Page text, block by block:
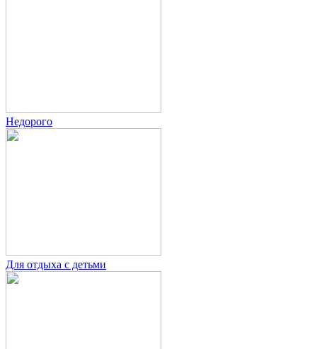
Недорого
Для отдыха с детьми